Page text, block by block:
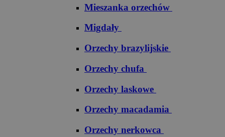
Mieszanka orzechów
Migdały
Orzechy brazylijskie
Orzechy chufa
Orzechy laskowe
Orzechy macadamia
Orzechy nerkowca